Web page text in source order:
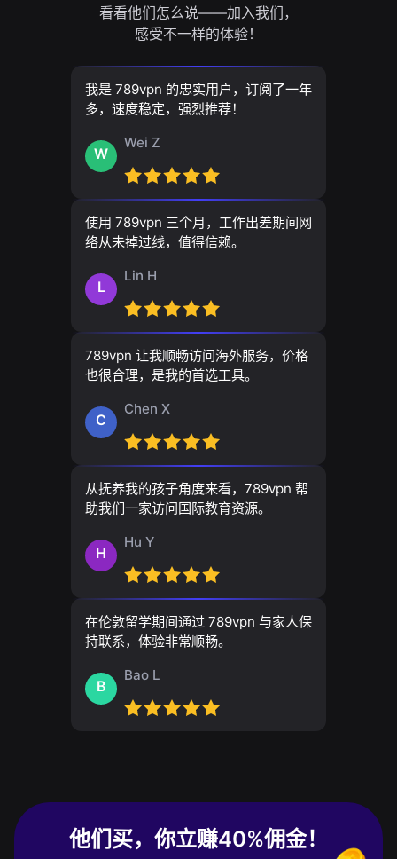
看看他们怎么说——加入我们，
感受不一样的体验！
我是 789vpn 的忠实用户，订阅了一年
多，速度稳定，强烈推荐！
W
Wei Z
使用 789vpn 三个月，工作出差期间网
络从未掉过线，值得信赖。
L
Lin H
789vpn 让我顺畅访问海外服务，价格
也很合理，是我的首选工具。
C
Chen X
从抚养我的孩子角度来看，789vpn 帮
助我们一家访问国际教育资源。
H
Hu Y
在伦敦留学期间通过 789vpn 与家人保
持联系，体验非常顺畅。
B
Bao L
他们买，你立赚40%佣金！